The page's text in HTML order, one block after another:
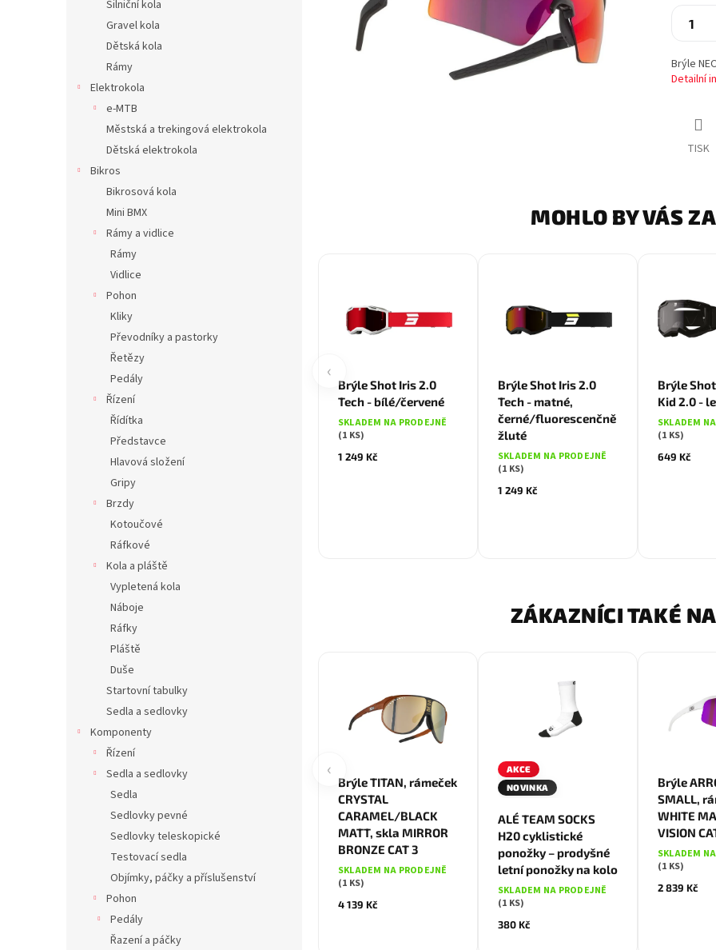
Silniční kola
Gravel kola
Dětská kola
Rámy
Elektrokola
e-MTB
Městská a trekingová elektrokola
Dětská elektrokola
Bikros
Bikrosová kola
Mini BMX
Rámy a vidlice
Rámy
Vidlice
Pohon
Kliky
Převodníky a pastorky
Řetězy
Pedály
Řízení
Řídítka
Představce
Hlavová složení
Gripy
Brzdy
Kotoučové
Ráfkové
Kola a pláště
Vypletená kola
Náboje
Ráfky
Pláště
Duše
Startovní tabulky
Sedla a sedlovky
Komponenty
Řízení
Sedla a sedlovky
Sedla
Sedlovky pevné
Sedlovky teleskopické
Testovací sedla
Objímky, páčky a příslušenství
Pohon
Pedály
Řazení a páčky
Brýle
Detailní
TISK
MOHLO BY VÁS
‹
Brýle Shot Iris 2.0
Tech - bílé/červené
SKLADEM NA PRODEJNĚ
(1 KS)
1 249 Kč
Brýle Shot Iris 2.0
Tech - matné,
černé/fluorescenčně
žluté
SKLADEM NA PRODEJNĚ
(1 KS)
1 249 Kč
Brýle
Kid 2.0 -
SKLADEM
(1 KS)
649 Kč
ZÁKAZNÍCI TAKÉ
‹
Brýle TITAN, rámeček
CRYSTAL
CARAMEL/BLACK
MATT, skla MIRROR
BRONZE CAT 3
SKLADEM NA PRODEJNĚ
(1 KS)
4 139 Kč
AKCE
NOVINKA
ALÉ TEAM SOCKS
H20 cyklistické
ponožky – prodyšné
letní ponožky na kolo
SKLADEM NA PRODEJNĚ
(1 KS)
380 Kč
S/36-39
L/44-47
Brýle
SMALL,
WHITE
VISION
SKLADEM
(1 KS)
2 839 Kč